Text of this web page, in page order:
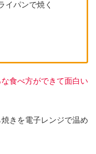
イパンで焼く
食べ方ができて面白い
きを電子レンジで温め